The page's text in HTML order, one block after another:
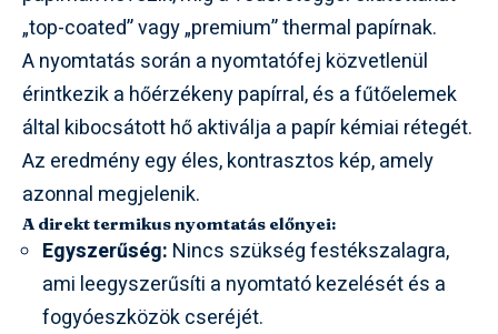
„top-coated” vagy „premium” thermal papírnak.
A nyomtatás során a nyomtatófej közvetlenül
érintkezik a hőérzékeny papírral, és a fűtőelemek
által kibocsátott hő aktiválja a papír kémiai rétegét.
Az eredmény egy éles, kontrasztos kép, amely
azonnal megjelenik.
A direkt termikus nyomtatás előnyei:
Egyszerűség: Nincs szükség festékszalagra,
ami leegyszerűsíti a nyomtató kezelését és a
fogyóeszközök cseréjét.